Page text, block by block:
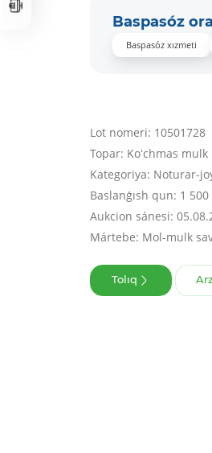
Baspasóz
Baspasóz xızmeti
Lot nomeri: 10501728
Topar: Koʻchmas mulk
Kategoriya: Noturar-
Baslanǵısh qun: 1
Aukcion sánesi:
Mártebe: Mol-mulk
Tolıq